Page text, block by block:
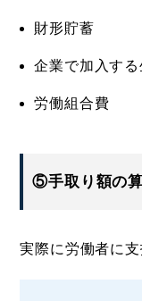
財形貯蓄
企業で加入す
労働組合費
⑤手取り額の
実際に労働者に